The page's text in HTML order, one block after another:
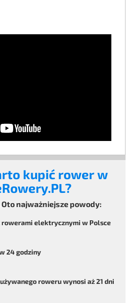
kupić rower w
najważniejsze powody:
rowerami elektrycznymi w Polsce
24 godziny
roweruwynosi aż 21 dni